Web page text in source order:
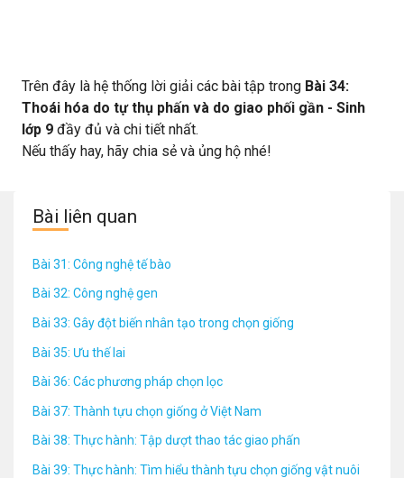
Trên đây là hệ thống lời giải các bài tập trong Bài 34:
Thoái hóa do tự thụ phấn và do giao phối gần - Sinh
lớp 9 đầy đủ và chi tiết nhất.
Nếu thấy hay, hãy chia sẻ và ủng hộ nhé!
Bài liên quan
Bài 31: Công nghệ tế bào
Bài 32: Công nghệ gen
Bài 33: Gây đột biến nhân tạo trong chọn giống
Bài 35: Ưu thế lai
Bài 36: Các phương pháp chọn lọc
Bài 37: Thành tựu chọn giống ở Việt Nam
Bài 38: Thực hành: Tập dượt thao tác giao phấn
Bài 39: Thực hành: Tìm hiểu thành tựu chọn giống vật nuôi